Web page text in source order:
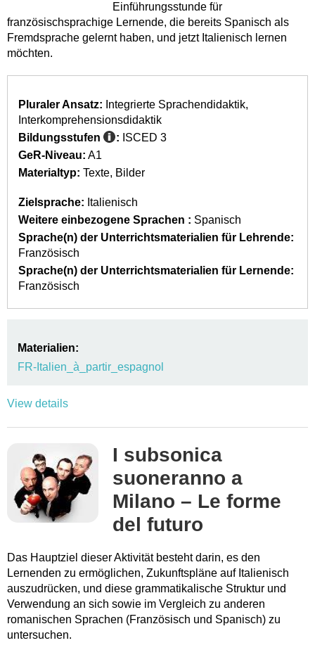
Einführungsstunde für
französischsprachige Lernende, die bereits Spanisch als
Fremdsprache gelernt haben, und jetzt Italienisch lernen
möchten.
Pluraler Ansatz: Integrierte Sprachendidaktik
Interkomprehensionsdidaktik
Bildungsstufen
: ISCED 3
GeR-Niveau: A1
Materialtyp: Texte Bilder
Zielsprache: Italienisch
Weitere einbezogene Sprachen : Spanisch
Sprache(n) der Unterrichtsmaterialien für Lehrende:
Französisch
Sprache(n) der Unterrichtsmaterialien für Lernende:
Französisch
Materialien:
FR-Italien_à_partir_espagnol
View details
I subsonica
suoneranno a
Milano – Le forme
del futuro
Das Hauptziel dieser Aktivität besteht darin, es den
Lernenden zu ermöglichen, Zukunftspläne auf Italienisch
auszudrücken, und diese grammatikalische Struktur und
Verwendung an sich sowie im Vergleich zu anderen
romanischen Sprachen (Französisch und Spanisch) zu
untersuchen.